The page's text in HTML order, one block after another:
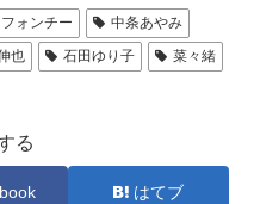
フォンチー
中条あやみ
也 石田ゆり子
菜々緒
る
はてブ